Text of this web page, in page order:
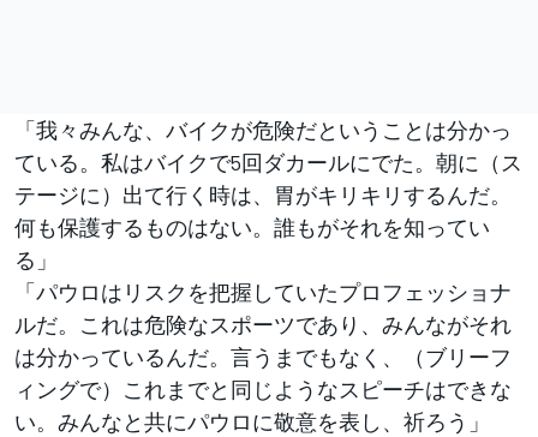
「我々みんな、バイクが危険だということは分かっ
ている。私はバイクで5回ダカールにでた。朝に（ス
テージに）出て行く時は、胃がキリキリするんだ。
何も保護するものはない。誰もがそれを知ってい
る」
「パウロはリスクを把握していたプロフェッショナ
ルだ。これは危険なスポーツであり、みんながそれ
は分かっているんだ。言うまでもなく、（ブリーフ
ィングで）これまでと同じようなスピーチはできな
い。みんなと共にパウロに敬意を表し、祈ろう」